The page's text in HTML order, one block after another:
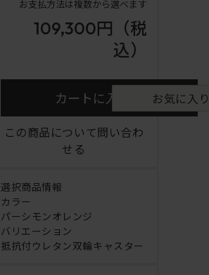
お支払方法は複数から選べます
109,300円 （税
込）
カートに入れる お気に入
この商品について問い合わ
せる
選択商品情報
カラー
パーシモンオレンジ
バリエーション
抵抗付ウレタン双輪キャスター